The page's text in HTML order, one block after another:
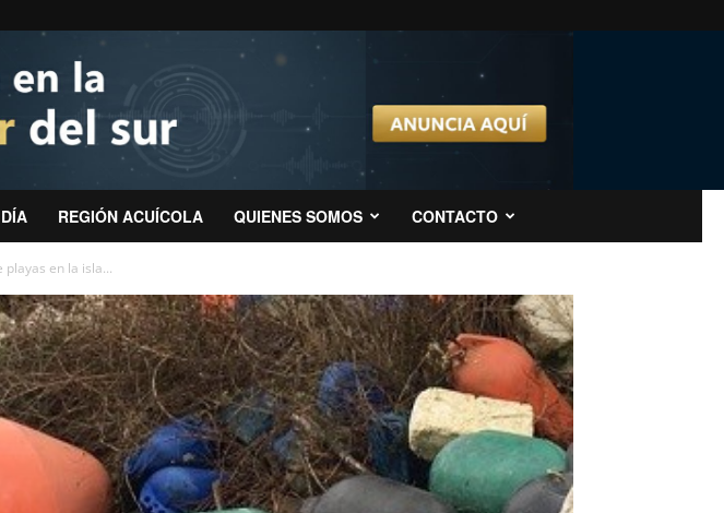
REGIÓN ACUÍCOLA QUIENES SOMOS CONTACTO
en la isla...